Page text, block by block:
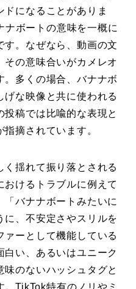
になることがありま
ナボートの意味を一概に
す。なぜなら、動画の文
その意味合いがカメレオ
。多くの場合、バナナボ
げな映像と共に使われる
投稿では比喩的な表現と
摘されています。
揺れて振り落とされる
けるトラブルに例えて
「バナナボートみたいに
に、不安定さやスリルを
ーとして機能している
い、あるいはユニーク
のないハッシュタグと